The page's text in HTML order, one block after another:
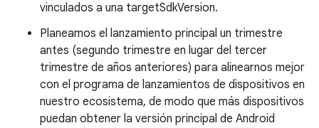
vinculados a una targetSdkVersion.
Planeamos el lanzamiento principal un trimestre
antes (segundo trimestre en lugar del tercer
trimestre de años anteriores) para alinearnos mejor
con el programa de lanzamientos de dispositivos en
nuestro ecosistema, de modo que más dispositivos
puedan obtener la versión principal de Android